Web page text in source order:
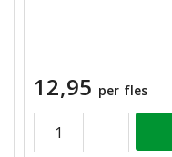
12,95 per fles